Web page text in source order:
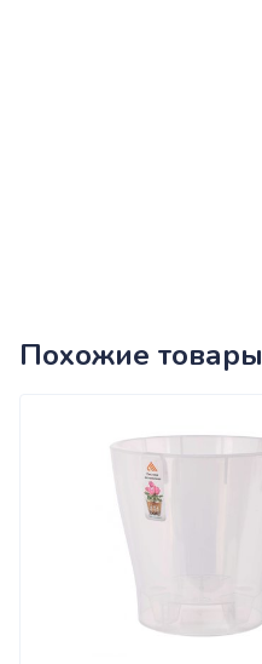
Похожие товары